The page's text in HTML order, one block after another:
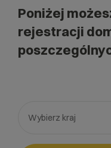
Poniżej
rejestracji
Wybierz kraj